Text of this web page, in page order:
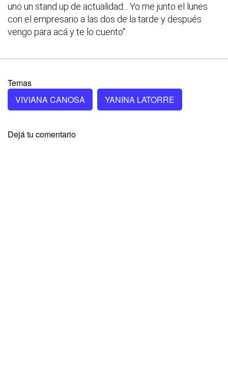
uno un stand up de actualidad... Yo me junto el lunes
con el empresario a las dos de la tarde y después
vengo para acá y te lo cuento".
Temas
VIVIANA CANOSA
YANINA LATORRE
Dejá tu comentario